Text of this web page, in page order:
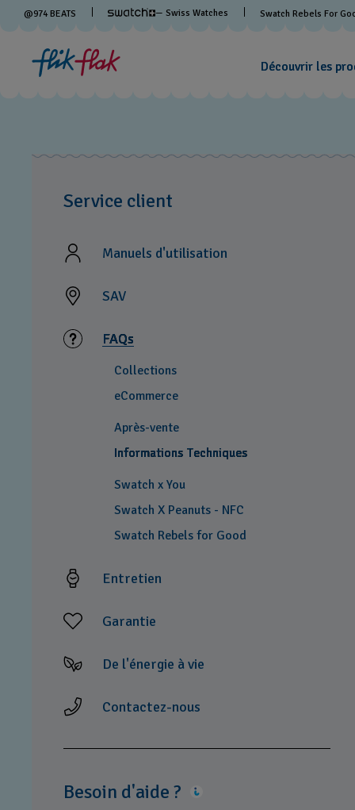
@974BEATS — Swiss Watches Swatch Rebels For
Découvrir les
Service client
Manuels d'utilisation
SAV
FAQs
Collections
eCommerce
Après-vente
Informations Techniques
Swatch x You
Swatch X Peanuts - NFC
Swatch Rebels for Good
Entretien
Garantie
De l'énergie à vie
Contactez-nous
Besoin d'aide ?